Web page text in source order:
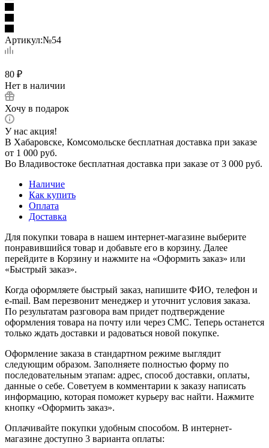
Артикул:№54
80 ₽
Нет в наличии
Хочу в подарок
У нас акция!
В Хабаровске, Комсомольске бесплатная доставка при заказе
от 1 000 руб.
Во Владивостоке бесплатная доставка при заказе от 3 000 руб.
Наличие
Как купить
Оплата
Доставка
Для покупки товара в нашем интернет-магазине выберите
понравившийся товар и добавьте его в корзину. Далее
перейдите в Корзину и нажмите на «Оформить заказ» или
«Быстрый заказ».
Когда оформляете быстрый заказ, напишите ФИО, телефон и
e-mail. Вам перезвонит менеджер и уточнит условия заказа.
По результатам разговора вам придет подтверждение
оформления товара на почту или через СМС. Теперь останется
только ждать доставки и радоваться новой покупке.
Оформление заказа в стандартном режиме выглядит
следующим образом. Заполняете полностью форму по
последовательным этапам: адрес, способ доставки, оплаты,
данные о себе. Советуем в комментарии к заказу написать
информацию, которая поможет курьеру вас найти. Нажмите
кнопку «Оформить заказ».
Оплачивайте покупки удобным способом. В интернет-
магазине доступно 3 варианта оплаты: